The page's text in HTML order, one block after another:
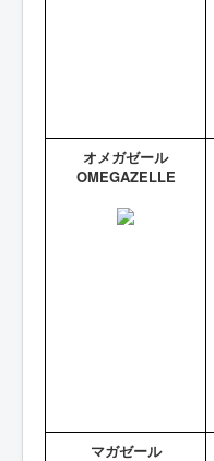
オメガゼール
OMEGAZELLE
マガゼール